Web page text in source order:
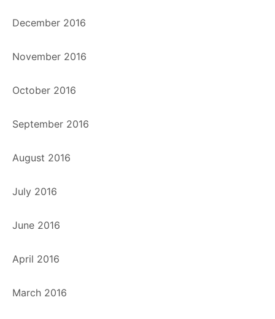
December 2016
November 2016
October 2016
September 2016
August 2016
July 2016
June 2016
April 2016
March 2016